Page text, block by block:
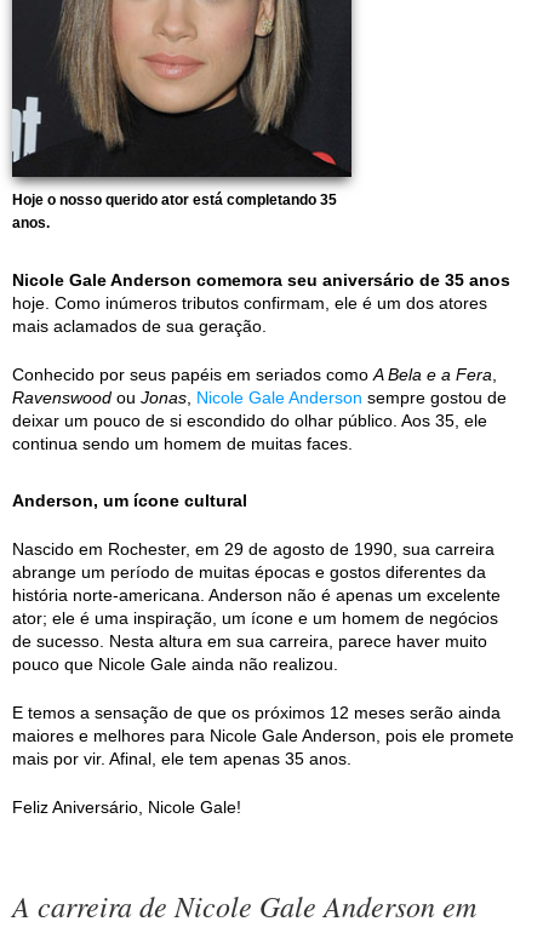
Hoje o nosso querido ator está completando 35
anos.
Nicole Gale Anderson comemora seu aniversário de 35 anos
hoje. Como inúmeros tributos confirmam, ele é um dos atores
mais aclamados de sua geração.
Conhecido por seus papéis em seriados como A Bela e a Fera
Ravenswood ou Jonas Nicole Gale Anderson sempre gostou de
deixar um pouco de si escondido do olhar público. Aos 35, ele
continua sendo um homem de muitas faces.
Anderson, um ícone cultural
Nascido em Rochester, em 29 de agosto de 1990, sua carreira
abrange um período de muitas épocas e gostos diferentes da
história norte-americana. Anderson não é apenas um excelente
ator; ele é uma inspiração, um ícone e um homem de negócios
de sucesso. Nesta altura em sua carreira, parece haver muito
pouco que Nicole Gale ainda não realizou.
E temos a sensação de que os próximos 12 meses serão ainda
maiores e melhores para Nicole Gale Anderson, pois ele promete
mais por vir. Afinal, ele tem apenas 35 anos.
Feliz Aniversário, Nicole Gale!
A carreira de Nicole Gale Anderson em